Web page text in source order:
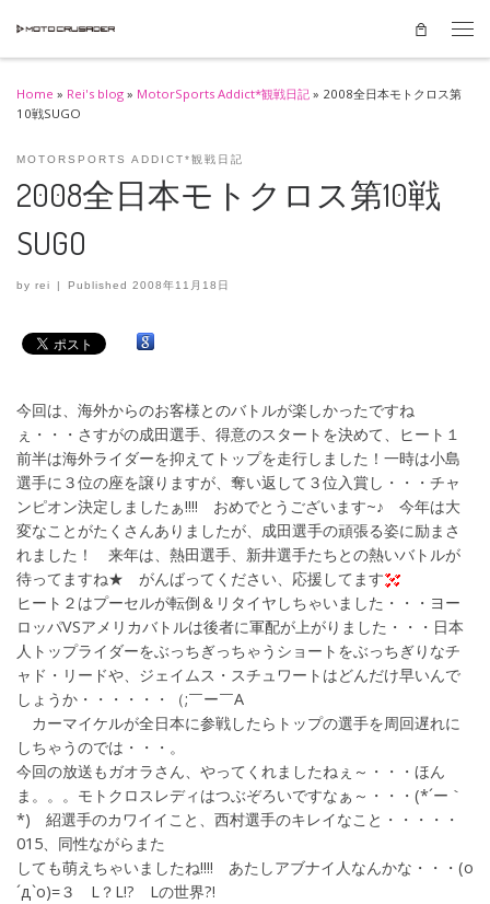
Skip to content
Home » Rei's blog » MotorSports Addict*観戦日記 » 2008全日本モトクロス第
10戦SUGO
MOTORSPORTS ADDICT*観戦日記
2008全日本モトクロス第10戦
SUGO
by rei Published2008年11月18日
今回は、海外からのお客様とのバトルが楽しかったですね
ぇ・・・さすがの成田選手、得意のスタートを決めて、ヒート１
前半は海外ライダーを抑えてトップを走行しました！一時は小島
選手に３位の座を譲りますが、奪い返して３位入賞し・・・チャ
ンピオン決定しましたぁ!!!! おめでとうございます~♪ 今年は大
変なことがたくさんありましたが、成田選手の頑張る姿に励まさ
れました！ 来年は、熱田選手、新井選手たちとの熱いバトルが
待ってますね★ がんばってください、応援してます
ヒート２はプーセルが転倒＆リタイヤしちゃいました・・・ヨー
ロッパVSアメリカバトルは後者に軍配が上がりました・・・日本
人トップライダーをぶっちぎっちゃうショートをぶっちぎりなチ
ャド・リードや、ジェイムス・スチュワートはどんだけ早いんで
しょうか・・・・・・（;￣ー￣A
カーマイケルが全日本に参戦したらトップの選手を周回遅れに
しちゃうのでは・・・。
今回の放送もガオラさん、やってくれましたねぇ～・・・ほん
ま。。。モトクロスレディはつぶぞろいですなぁ～・・・(*´ー｀
*) 紹選手のカワイイこと、西村選手のキレイなこと・・・・・
015、同性ながらまた
しても萌えちゃいましたね!!!! あたしアブナイ人なんかな・・・(o
´д`o)=３ L？L!? Lの世界?!